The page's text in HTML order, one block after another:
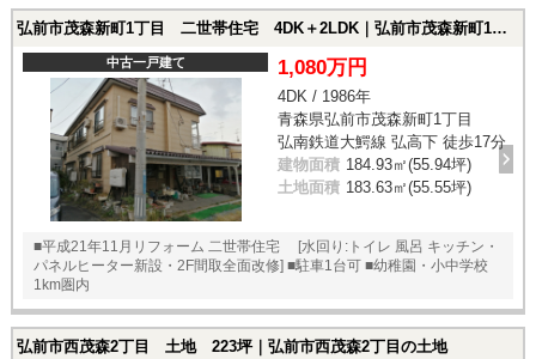
弘前市茂森新町1丁目 二世帯住宅 4DK＋2LDK｜弘前市茂森新町1丁目の中古一戸建て
中古一戸建て 1,080万円
4DK / 1986年
青森県弘前市茂森新町1丁目
弘南鉄道大鰐線 弘高下 徒歩17分
建物面積 184.93㎡(55.94坪)
土地面積 183.63㎡(55.55坪)
■平成21年11月リフォーム 二世帯住宅 [水回り:トイレ 風呂 キッチン・
パネルヒーター新設・2F間取全面改修] ■駐車1台可 ■幼稚園・小中学校
1km圏内
弘前市西茂森2丁目 土地 223坪｜弘前市西茂森2丁目の土地